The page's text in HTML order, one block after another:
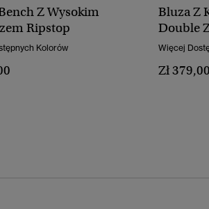
Z Wysokim
Ripstop
Kolorów
Bluza Z
Double
Więcej
Zł 379,00